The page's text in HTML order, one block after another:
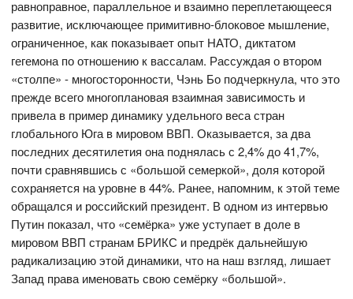
равноправное, параллельное и взаимно переплетающееся
развитие, исключающее примитивно-блоковое мышление,
ограниченное, как показывает опыт НАТО, диктатом
гегемона по отношению к вассалам. Рассуждая о втором
«столпе» - многосторонности, Чэнь Бо подчеркнула, что это
прежде всего многоплановая взаимная зависимость и
привела в пример динамику удельного веса стран
глобального Юга в мировом ВВП. Оказывается, за два
последних десятилетия она поднялась с 2,4% до 41,7%,
почти сравнявшись с «большой семеркой», доля которой
сохраняется на уровне в 44%. Ранее, напомним, к этой теме
обращался и российский президент. В одном из интервью
Путин показал, что «семёрка» уже уступает в доле в
мировом ВВП странам БРИКС и предрёк дальнейшую
радикализацию этой динамики, что на наш взгляд, лишает
Запад права именовать свою семёрку «большой».